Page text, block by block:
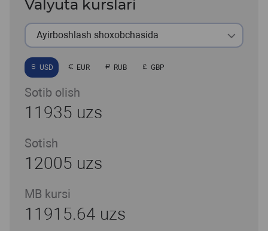
Valyuta kurslari
Ayirboshlash shoxobchasida
USD EUR RUB GBP
Sotib olish
11935 uzs
Sotish
12005 uzs
MB kursi
11915.64 uzs